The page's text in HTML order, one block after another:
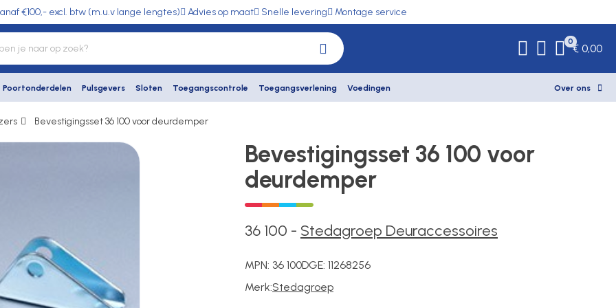
€100,- excl. btw (m.u.v lange lengtes) Advies op maat Snelle levering Montage service
0
€ 0,00
Poortonderdelen Pulsgevers Sloten Toegangscontrole Toegangsverlening Voedingen Over ons
Bevestigingsset 36 100 voor deurdemper
Bevestigingsset 36 100 voor
deurdemper
36 100 - Stedagroep Deuraccessoires
MPN: 36 100DGE: 11268256
Merk:Stedagroep